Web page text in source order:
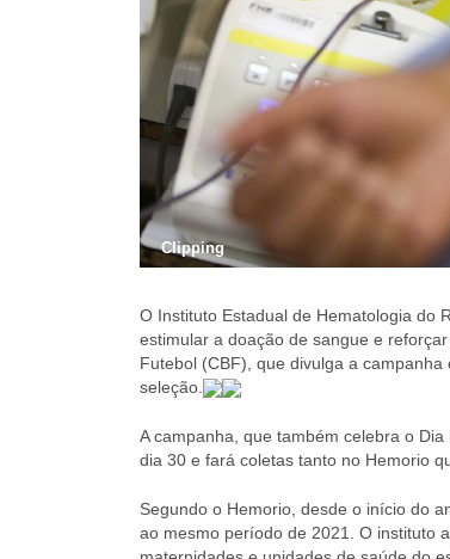
Clipping
O Instituto Estadual de Hematologia do
estimular a doação de sangue e
Futebol (CBF), que divulga a
seleção.
A campanha, que também celebra o
dia 30 e fará coletas tanto no Hemorio
Segundo o Hemorio, desde o início do
ao mesmo período de 2021. O instituto